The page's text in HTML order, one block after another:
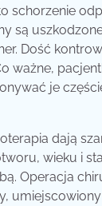
schorzenie
są
Dość
ważne,
je
dają
wieku i
Operacja